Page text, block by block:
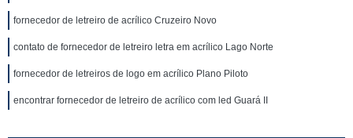
fornecedor de letreiro de acrílico Cruzeiro Novo
contato de fornecedor de letreiro letra em acrílico Lago Norte
fornecedor de letreiros de logo em acrílico Plano Piloto
encontrar fornecedor de letreiro de acrílico com led Guará II